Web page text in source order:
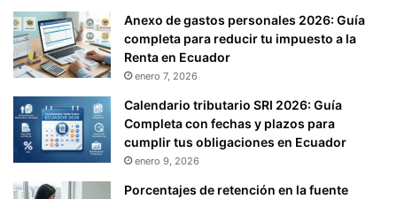
Anexo de gastos personales 2026: Guía
completa para reducir tu impuesto a la
Renta en Ecuador
enero 7, 2026
Calendario tributario SRI 2026: Guía
Completa con fechas y plazos para
cumplir tus obligaciones en Ecuador
enero 9, 2026
Porcentajes de retención en la fuente